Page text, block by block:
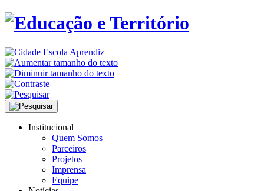
Institucional
Quem Somos
Parceiros
Projetos
Imprensa
Equipe